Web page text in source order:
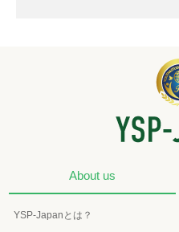
About us
YSP-Japanとは？